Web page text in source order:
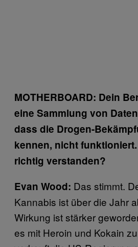
MOTHERBOARD: Dein
eine Sammlung von
dass die Drogen-
kennen, nicht
richtig verstanden?
Evan Wood: Das stimmt.
Kannabis ist über die Jahr
Wirkung ist stärker
es mit Heroin und Kokain